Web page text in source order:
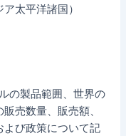
太平洋諸国）
の製品範囲、世界の
売数量、販売額、
よび政策について記